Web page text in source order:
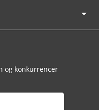
og konkurrencer